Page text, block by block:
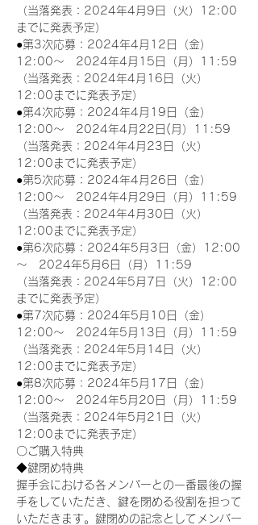
（当落発表：2024年4月9日（火）12:00
までに発表予定）
●第3次応募：2024年4月12日（金）
12:00～　2024年4月15日（月）11:59
（当落発表：2024年4月16日（火）
12:00までに発表予定）
●第4次応募：2024年4月19日（金）
12:00～　2024年4月22日(月）11:59
（当落発表：2024年4月23日（火）
12:00までに発表予定）
●第5次応募：2024年4月26日（金）
12:00～　2024年4月29日（月）11:59
（当落発表：2024年4月30日（火）
12:00までに発表予定）
●第6次応募：2024年5月3日（金）12:00
～　2024年5月6日（月）11:59
（当落発表：2024年5月7日（火）12:00
までに発表予定）
●第7次応募：2024年5月10日（金）
12:00～　2024年5月13日（月）11:59
（当落発表：2024年5月14日（火）
12:00までに発表予定）
●第8次応募：2024年5月17日（金）
12:00～　2024年5月20日（月）11:59
（当落発表：2024年5月21日（火）
12:00までに発表予定）
〇ご購入特典
◆鍵閉め特典
握手会における各メンバーとの一番最後の握
手をしていただき、鍵を閉める役割を担って
いただきます。鍵閉めの記念としてメンバー